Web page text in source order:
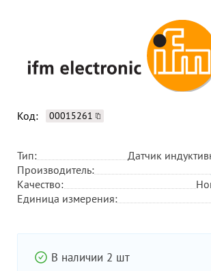
Код: 00015261
Тип:
Датчик
Производитель:
Качество:
Единица измерения:
В наличии 2 шт